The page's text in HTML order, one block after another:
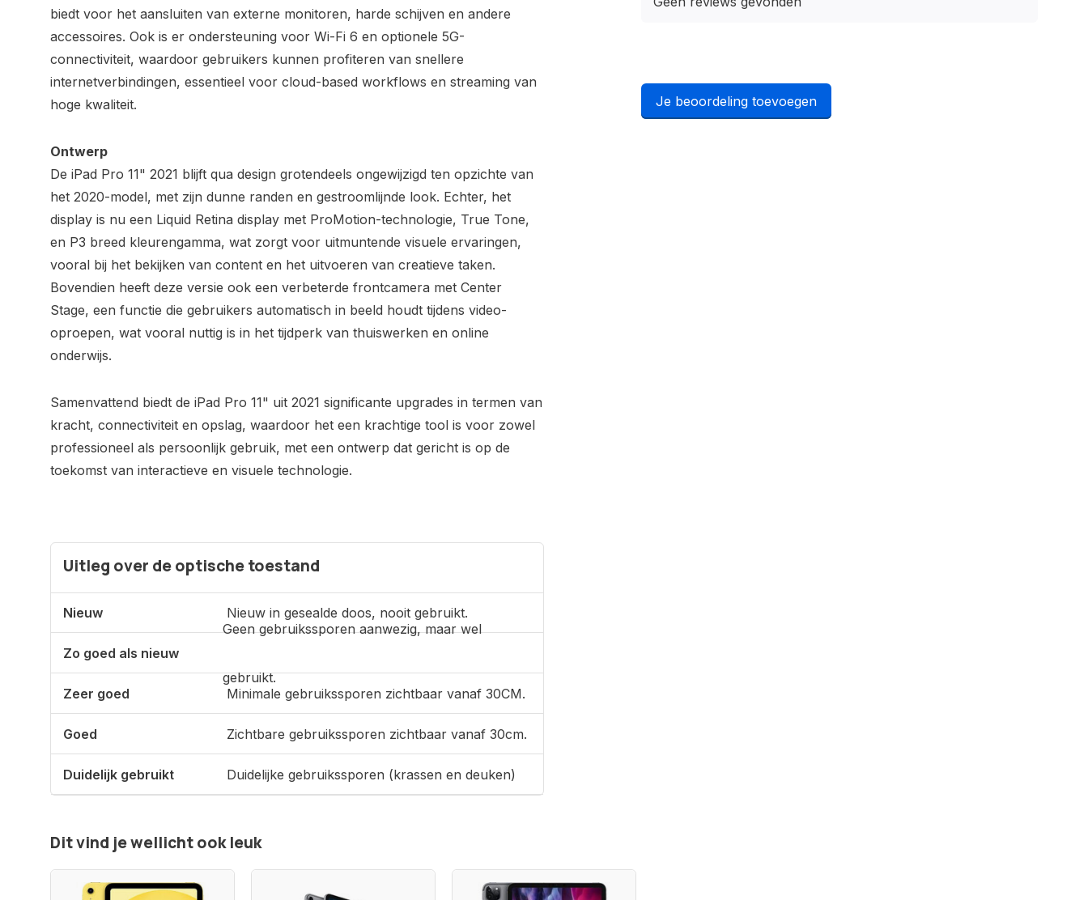
biedt voor het aansluiten van externe monitoren, harde schijven en andere
accessoires. Ook is er ondersteuning voor Wi-Fi 6 en optionele 5G-
connectiviteit, waardoor gebruikers kunnen profiteren van snellere
internetverbindingen, essentieel voor cloud-based workflows en streaming van
hoge kwaliteit.
Ontwerp
De iPad Pro 11" 2021 blijft qua design grotendeels ongewijzigd ten opzichte van
het 2020-model, met zijn dunne randen en gestroomlijnde look. Echter, het
display is nu een Liquid Retina display met ProMotion-technologie, True Tone,
en P3 breed kleurengamma, wat zorgt voor uitmuntende visuele ervaringen,
vooral bij het bekijken van content en het uitvoeren van creatieve taken.
Bovendien heeft deze versie ook een verbeterde frontcamera met Center
Stage, een functie die gebruikers automatisch in beeld houdt tijdens video-
oproepen, wat vooral nuttig is in het tijdperk van thuiswerken en online
onderwijs.
Samenvattend biedt de iPad Pro 11" uit 2021 significante upgrades in termen van
kracht, connectiviteit en opslag, waardoor het een krachtige tool is voor zowel
professioneel als persoonlijk gebruik, met een ontwerp dat gericht is op de
toekomst van interactieve en visuele technologie.
Uitleg over de optische toestand
Nieuw Nieuw in gesealde doos, nooit gebruikt.
Zo goed als nieuw
Geen gebruikssporen aanwezig, maar wel
gebruikt.
Zeer goed
Minimale gebruikssporen zichtbaar vanaf 30CM.
Goed Zichtbare gebruikssporen zichtbaar vanaf 30cm.
Duidelijk gebruikt Duidelijke gebruikssporen (krassen en deuken)
Je beoordeling toevoegen
Dit vind je wellicht ook leuk